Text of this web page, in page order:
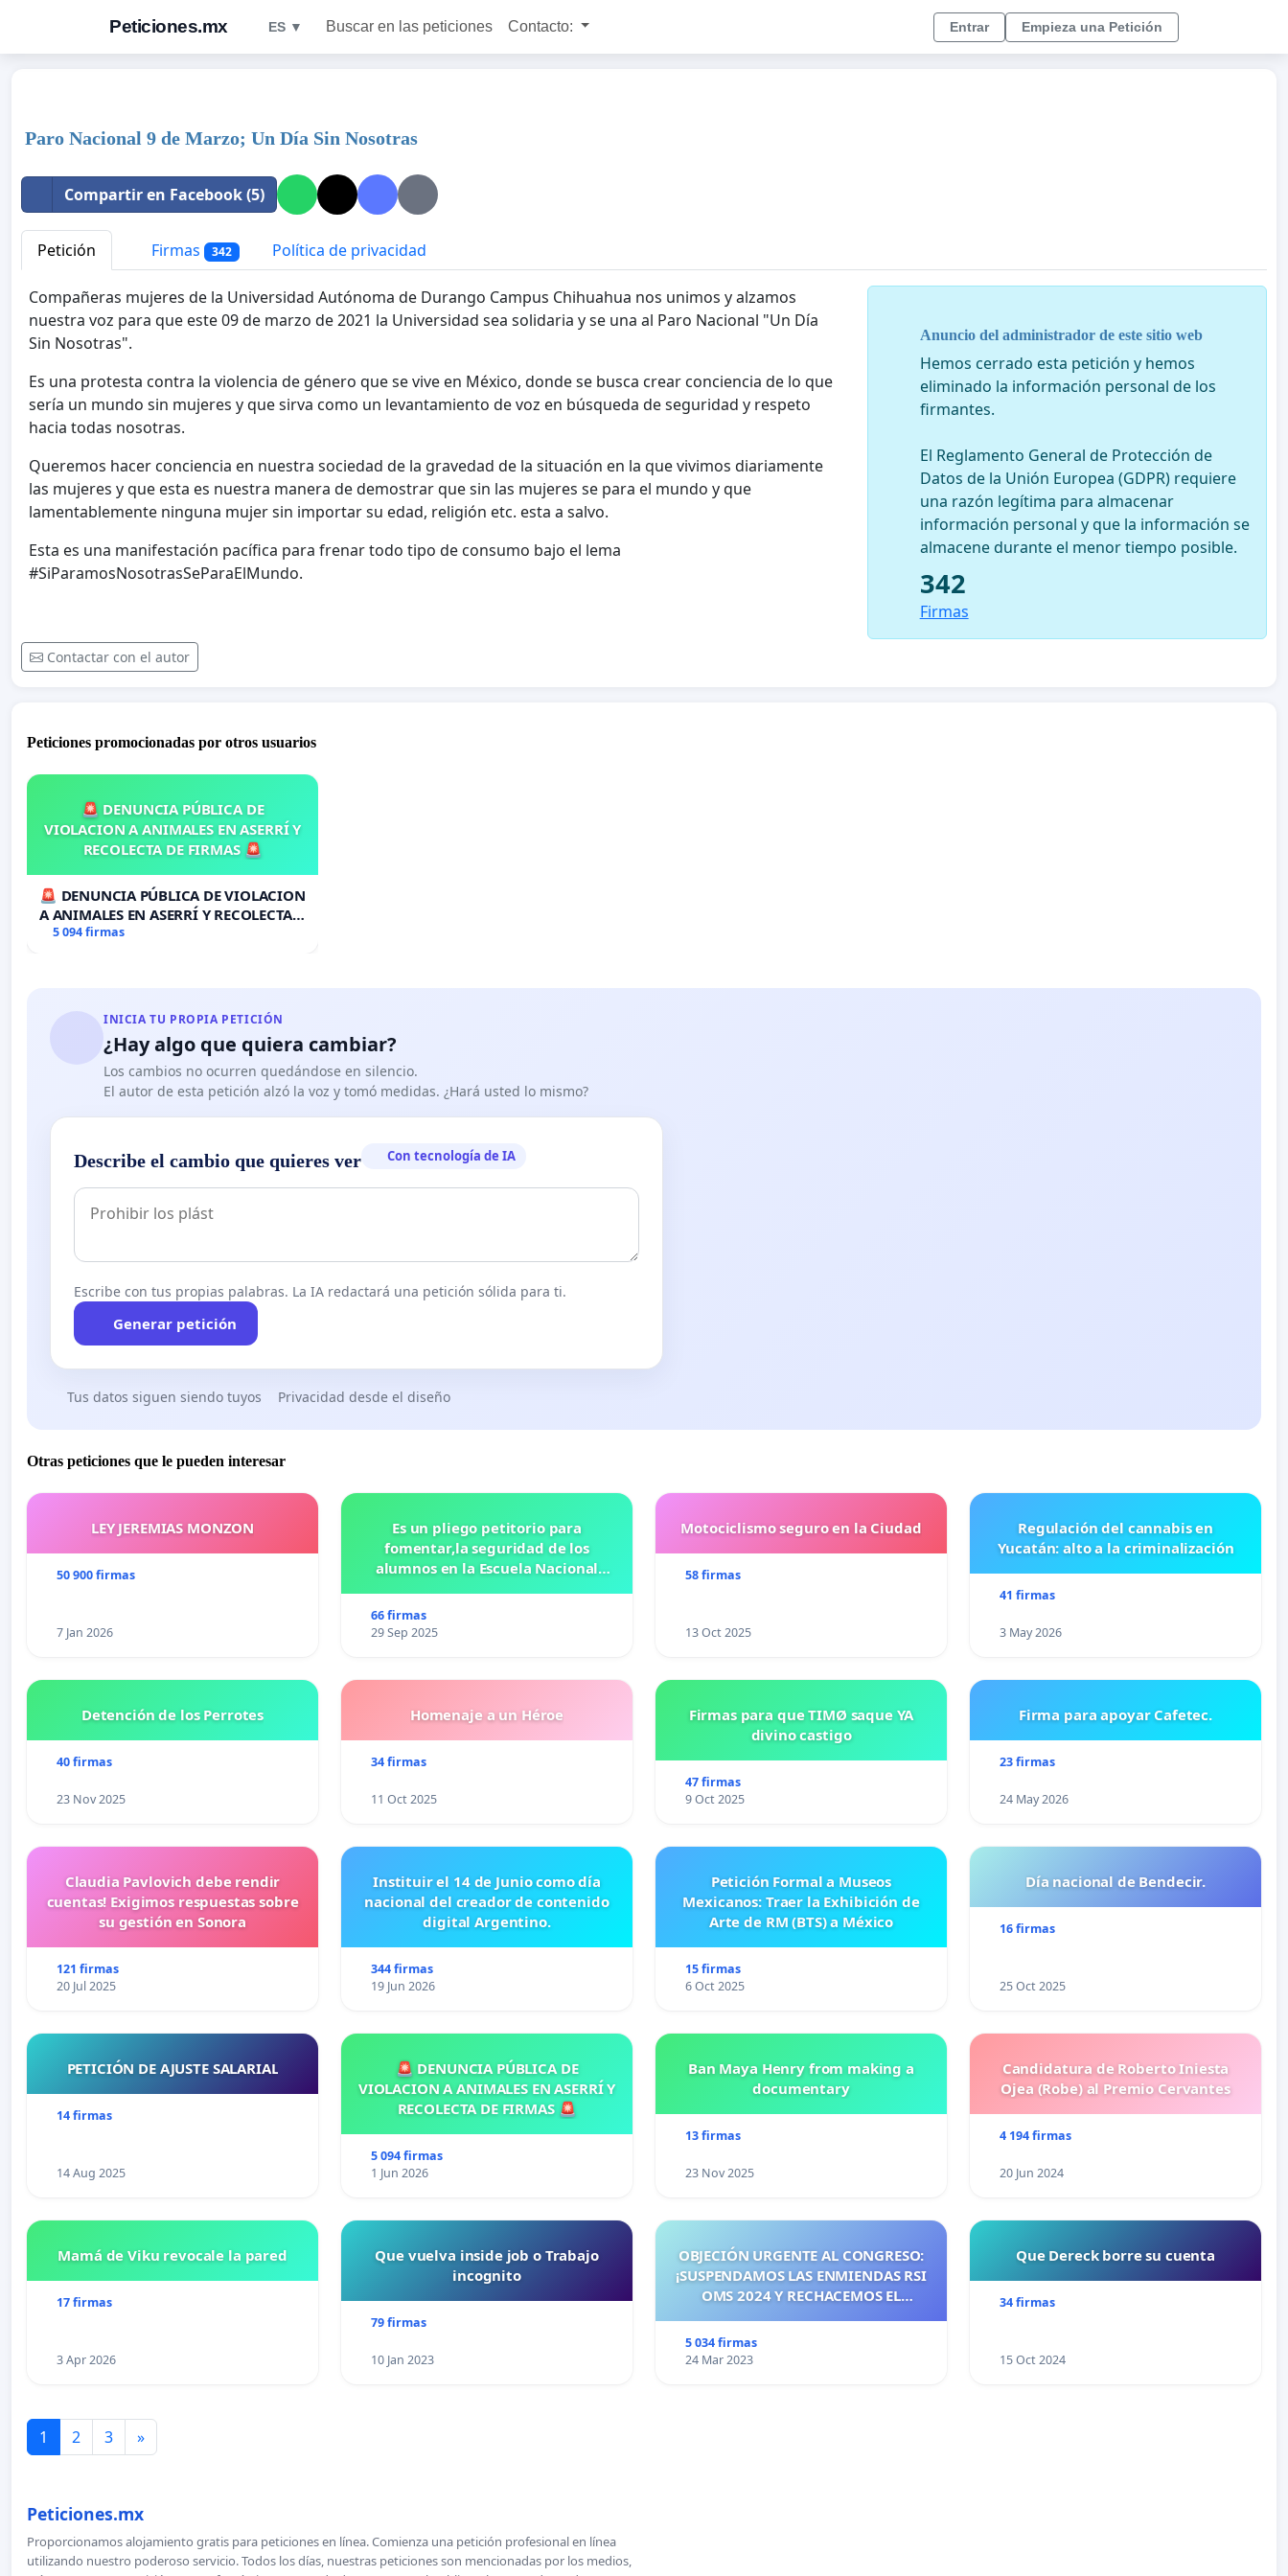
Peticiones.mx ES ▼ Buscar en las peticiones Contacto: Entrar Empieza una Petición
Paro Nacional 9 de Marzo; Un Día Sin Nosotras
Compartir en Facebook (5)
Petición Firmas 342 Política de privacidad
Compañeras mujeres de la Universidad Autónoma de Durango Campus Chihuahua nos unimos y alzamos
nuestra voz para que este 09 de marzo de 2021 la Universidad sea solidaria y se una al Paro Nacional "Un Día
Sin Nosotras".
Es una protesta contra la violencia de género que se vive en México, donde se busca crear conciencia de lo que
sería un mundo sin mujeres y que sirva como un levantamiento de voz en búsqueda de seguridad y respeto
hacia todas nosotras.
Queremos hacer conciencia en nuestra sociedad de la gravedad de la situación en la que vivimos diariamente
las mujeres y que esta es nuestra manera de demostrar que sin las mujeres se para el mundo y que
lamentablemente ninguna mujer sin importar su edad, religión etc. esta a salvo.
Esta es una manifestación pacífica para frenar todo tipo de consumo bajo el lema
#SiParamosNosotrasSeParaElMundo.
Contactar con el autor
Anuncio del administrador de este sitio web
Hemos cerrado esta petición y hemos
eliminado la información personal de los
firmantes.
El Reglamento General de Protección de
Datos de la Unión Europea (GDPR) requiere
una razón legítima para almacenar
información personal y que la información se
almacene durante el menor tiempo posible.
342
Firmas
Peticiones promocionadas por otros usuarios
🚨 DENUNCIA PÚBLICA DE
VIOLACION A ANIMALES EN ASERRÍ Y
RECOLECTA DE FIRMAS 🚨
🚨 DENUNCIA PÚBLICA DE VIOLACION
A ANIMALES EN ASERRÍ Y RECOLECTA
DE FIRMAS 🚨
5 094 firmas
INICIA TU PROPIA PETICIÓN
¿Hay algo que quiera cambiar?
Los cambios no ocurren quedándose en silencio.
El autor de esta petición alzó la voz y tomó medidas. ¿Hará usted lo mismo?
Describe el cambio que quieres ver Con tecnología de IA
Escribe con tus propias palabras. La IA redactará una petición sólida para ti.
Generar petición
Tus datos siguen siendo tuyos Privacidad desde el diseño
Otras peticiones que le pueden interesar
LEY JEREMIAS MONZON
50 900 firmas
7 Jan 2026
Es un pliego petitorio para
fomentar,la seguridad de los
alumnos en la Escuela Nacional
66 firmas
29 Sep 2025
Motociclismo seguro en la Ciudad
58 firmas
13 Oct 2025
Regulación del cannabis en
Yucatán: alto a la criminalización
41 firmas
3 May 2026
Detención de los Perrotes
40 firmas
23 Nov 2025
Homenaje a un Héroe
34 firmas
11 Oct 2025
Firmas para que TIMØ saque YA
divino castigo
47 firmas
9 Oct 2025
Firma para apoyar Cafetec.
23 firmas
24 May 2026
Claudia Pavlovich debe rendir
cuentas! Exigimos respuestas sobre
su gestión en Sonora
121 firmas
20 Jul 2025
Instituir el 14 de Junio como día
nacional del creador de contenido
digital Argentino.
344 firmas
19 Jun 2026
Petición Formal a Museos
Mexicanos: Traer la Exhibición de
Arte de RM (BTS) a México
15 firmas
6 Oct 2025
Día nacional de Bendecir.
16 firmas
25 Oct 2025
PETICIÓN DE AJUSTE SALARIAL
14 firmas
14 Aug 2025
🚨 DENUNCIA PÚBLICA DE
VIOLACION A ANIMALES EN ASERRÍ Y
RECOLECTA DE FIRMAS 🚨
5 094 firmas
1 Jun 2026
Ban Maya Henry from making a
documentary
13 firmas
23 Nov 2025
Candidatura de Roberto Iniesta
Ojea (Robe) al Premio Cervantes
4 194 firmas
20 Jun 2024
Mamá de Viku revocale la pared
17 firmas
3 Apr 2026
Que vuelva inside job o Trabajo
incognito
79 firmas
10 Jan 2023
OBJECIÓN URGENTE AL CONGRESO:
¡SUSPENDAMOS LAS ENMIENDAS RSI
OMS 2024 Y RECHACEMOS EL
MAYO 2026! ¡CIUDADANOS DE
ESPAÑA, ACTUEMOS ANTES DE QUE
5 034 firmas
24 Mar 2023
Que Dereck borre su cuenta
34 firmas
15 Oct 2024
1 2 3 »
Peticiones.mx
Proporcionamos alojamiento gratis para peticiones en línea. Comienza una petición profesional en línea
utilizando nuestro poderoso servicio. Todos los días, nuestras peticiones son mencionadas por los medios,